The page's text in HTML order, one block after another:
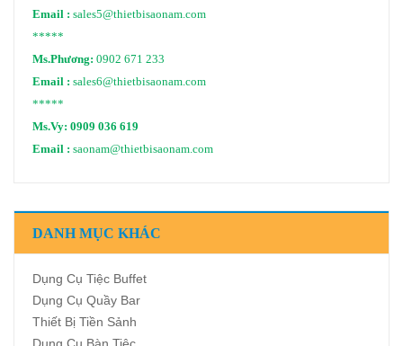
Email : sales5@thietbisaonam.com
*****
Ms.Phương: 0902 671 233
Email : sales6@thietbisaonam.com
*****
Ms.Vy: 0909 036 619
Email : saonam@thietbisaonam.com
DANH MỤC KHÁC
Dụng Cụ Tiệc Buffet
Dụng Cụ Quầy Bar
Thiết Bị Tiền Sảnh